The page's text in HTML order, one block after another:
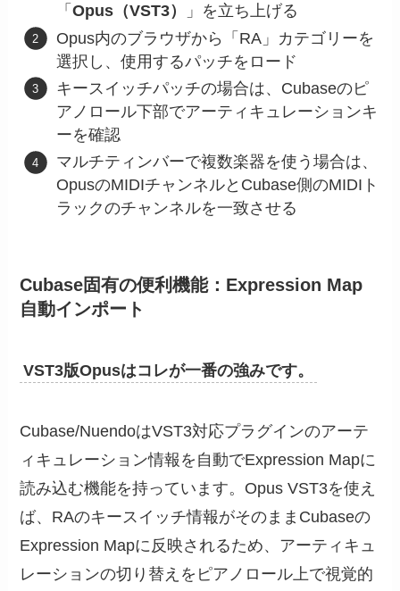
「 Opus（VST3）
」を立ち上げる
Opus内のブラウザから「RA」カテゴリーを
選択し、使用するパッチをロード
キースイッチパッチの場合は、Cubaseのピ
アノロール下部でアーティキュレーションキ
ーを確認
マルチティンバーで複数楽器を使う場合は、
OpusのMIDIチャンネルとCubase側のMIDIト
ラックのチャンネルを一致させる
Cubase固有の便利機能：Expression Map
自動インポート
VST3版Opusはコレが一番の強みです。
Cubase/NuendoはVST3対応プラグインのアーテ
ィキュレーション情報を自動でExpression Mapに
読み込む機能を持っています。Opus VST3を使え
ば、RAのキースイッチ情報がそのままCubaseの
Expression Mapに反映されるため、アーティキュ
レーションの切り替えをピアノロール上で視覚的